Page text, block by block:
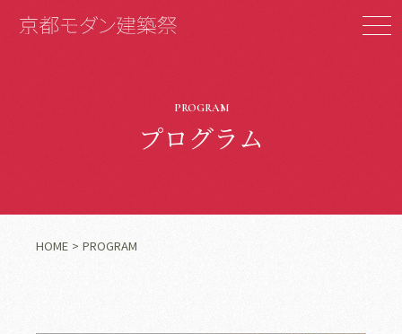
PROGRAM
プログラム
HOME PROGRAM